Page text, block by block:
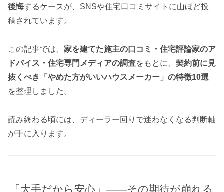
後悔するケースが、SNSや住宅口コミサイトに山ほど投
稿されています。
この記事では、 家を建てた施主の口コミ・住宅評論家のア
ドバイス・住宅専門メディアの調査をもとに、 契約前に見
抜くべき「やめた方がいいハウスメーカー」の特徴10選
を整理しました。
読み終わる頃には、ディーラー回りで迷わなくなる判断軸
が手に入ります。
「大手だから安心」——その期待が崩れる